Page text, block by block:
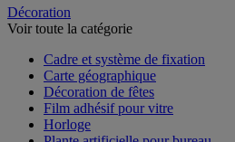
Décoration
Voir toute la catégorie
Cadre et système de fixation
Carte géographique
Décoration de fêtes
Film adhésif pour vitre
Horloge